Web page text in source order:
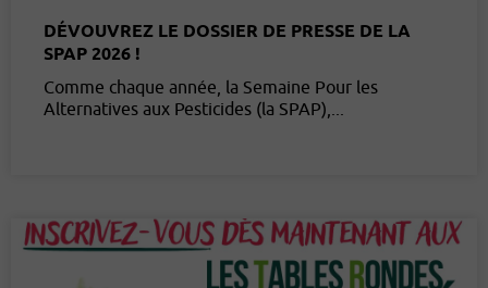
DÉVOUVREZ LE DOSSIER DE PRESSE DE LA
SPAP 2026 !
Comme chaque année, la Semaine Pour les
Alternatives aux Pesticides (la SPAP),...